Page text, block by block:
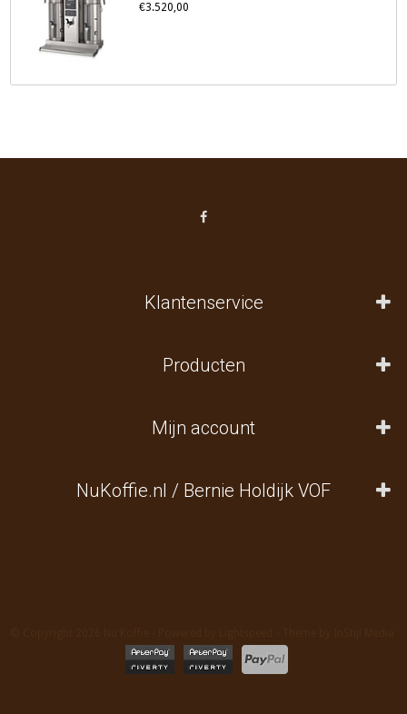
€3.520,00
Klantenservice
Producten
Mijn account
NuKoffie.nl / Bernie Holdijk VOF